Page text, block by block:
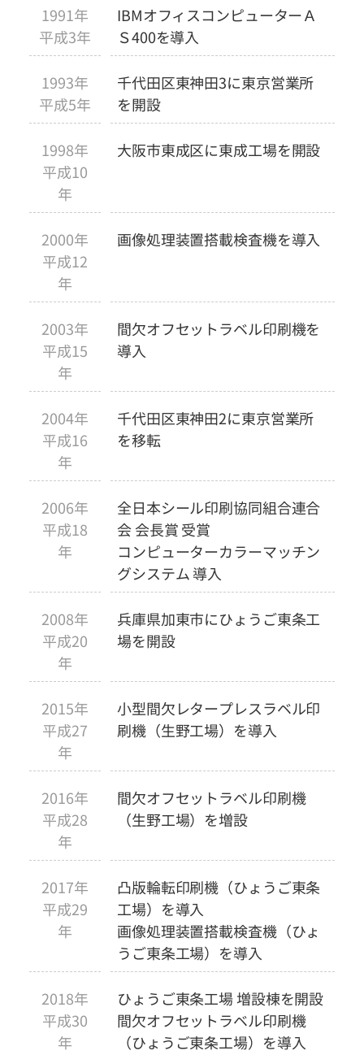
1991年
平成3年
IBMオフィスコンピューターＡ
Ｓ400を導入
1993年
平成5年
千代田区東神田3に東京営業所
を開設
1998年
平成10
年
大阪市東成区に東成工場を開設
2000年
平成12
年
画像処理装置搭載検査機を導入
2003年
平成15
年
間欠オフセットラベル印刷機を
導入
2004年
平成16
年
千代田区東神田2に東京営業所
を移転
2006年
平成18
年
全日本シール印刷協同組合連合
会 会長賞 受賞
コンピューターカラーマッチン
グシステム 導入
2008年
平成20
年
兵庫県加東市にひょうご東条工
場を開設
2015年
平成27
年
小型間欠レタープレスラベル印
刷機（生野工場）を導入
2016年
平成28
年
間欠オフセットラベル印刷機
（生野工場）を増設
2017年
平成29
年
凸版輪転印刷機（ひょうご東条
工場）を導入
画像処理装置搭載検査機（ひょ
うご東条工場）を導入
2018年
平成30
年
ひょうご東条工場 増設棟を開設
間欠オフセットラベル印刷機
（ひょうご東条工場）を導入